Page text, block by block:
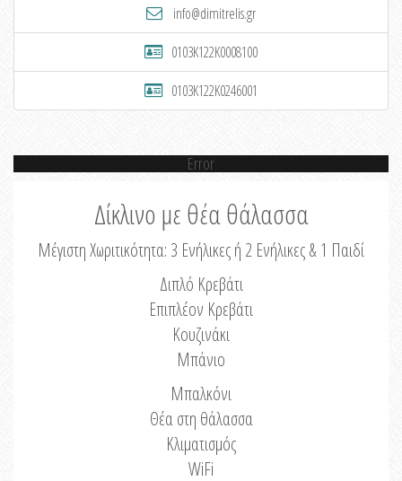
info@dimitrelis.gr
0103K122K0008100
0103K122K0246001
Error
Δίκλινο με θέα θάλασσα
Μέγιστη Χωριτικότητα: 3 Ενήλικες ή 2 Ενήλικες & 1 Παιδί
Διπλό Κρεβάτι
Επιπλέον Κρεβάτι
Κουζινάκι
Μπάνιο
Μπαλκόνι
Θέα στη θάλασσα
Κλιματισμός
WiFi